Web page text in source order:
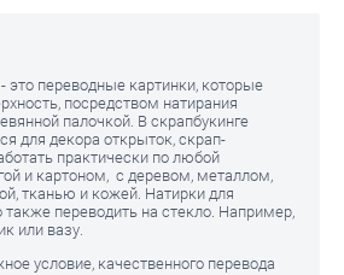
это переводные картинки, которые
посредством натирания
палочкой. В скрапбукинге
для декора открыток, скрап-
практически по любой
и картоном, с деревом, металлом,
тканью и кожей. Натирки для
переводить на стекло. Например,
или вазу.
условие, качественного перевода